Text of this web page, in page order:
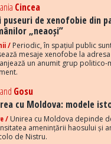
Cincea
puseuri de xenofobie din
„neaoși”
/ Periodic, în spațiul public
mesaje xenofobe la
un anumit grup politico-
Gosu
cu Moldova: modele
/ Unirea cu Moldova depinde
amenințării haosului și
de Nistru.